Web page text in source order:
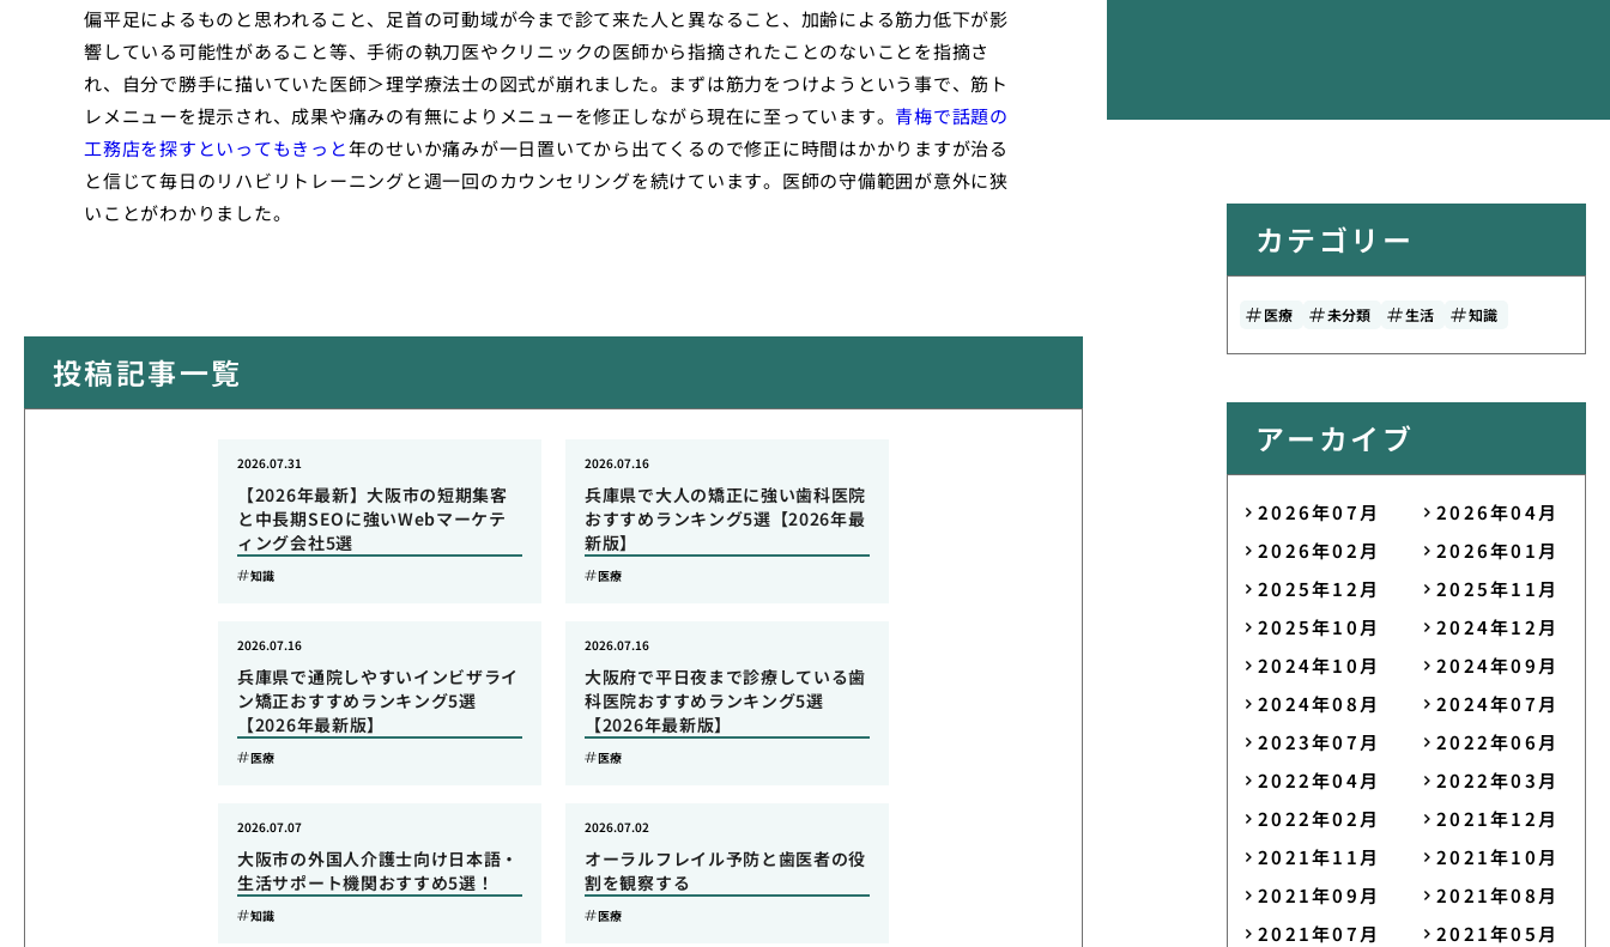
偏平足によるものと思われること、足首の可動域が今まで診て来た人と異なること、加齢による筋力低下が影
響している可能性があること等、手術の執刀医やクリニックの医師から指摘されたことのないことを指摘さ
れ、自分で勝手に描いていた医師＞理学療法士の図式が崩れました。まずは筋力をつけようという事で、筋ト
レメニューを提示され、成果や痛みの有無によりメニューを修正しながら現在に至っています。 青梅で話題の
工務店を探すといってもきっと年のせいか痛みが一日置いてから出てくるので修正に時間はかかりますが治る
と信じて毎日のリハビリトレーニングと週一回のカウンセリングを続けています。医師の守備範囲が意外に狭
いことがわかりました。
投稿記事一覧
【2026年最新】大阪市の短期集客
と中長期SEOに強いWebマーケテ
ィング会社5選
2026.07.31
知識
兵庫県で大人の矯正に強い歯科医院
おすすめランキング5選【2026年最
新版】
2026.07.16
医療
兵庫県で通院しやすいインビザライ
ン矯正おすすめランキング5選
【2026年最新版】
2026.07.16
医療
大阪府で平日夜まで診療している歯
科医院おすすめランキング5選
【2026年最新版】
2026.07.16
医療
大阪市の外国人介護士向け日本語・
生活サポート機関おすすめ5選！
2026.07.07
知識
オーラルフレイル予防と歯医者の役
割を観察する
2026.07.02
医療
カテゴリー
医療 未分類 生活 知識
アーカイブ
2026年07月
2026年04月
2026年02月
2026年01月
2025年12月
2025年11月
2025年10月
2024年12月
2024年10月
2024年09月
2024年08月
2024年07月
2023年07月
2022年06月
2022年04月
2022年03月
2022年02月
2021年12月
2021年11月
2021年10月
2021年09月
2021年08月
2021年07月
2021年05月